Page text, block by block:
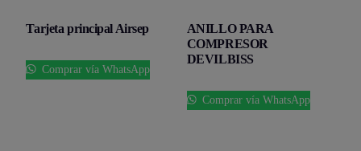
Tarjeta principal Airsep
Comprar vía WhatsApp
ANILLO PARA
COMPRESOR
DEVILBISS
Comprar vía WhatsApp